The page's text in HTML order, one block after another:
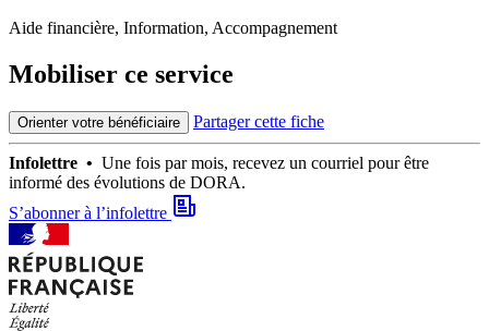
Aide financière, Information, Accompagnement
Mobiliser ce service
Orienter votre bénéficiaire Partager cette fiche
Infolettre • Une fois par mois, recevez un courriel pour être
informé des évolutions de DORA.
S’abonner à l’infolettre